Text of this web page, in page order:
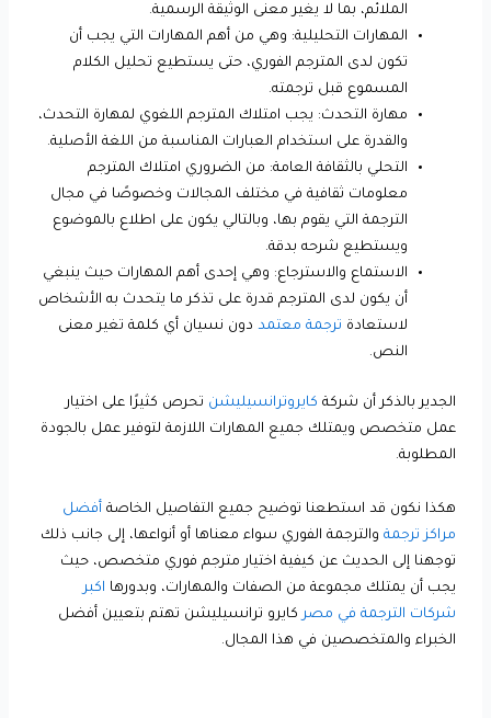
الملائم، بما لا يغير معنى الوثيقة الرسمية.
المهارات التحليلية: وهي من أهم المهارات التي يجب أن
تكون لدى المترجم الفوري، حتى يستطيع تحليل الكلام
المسموع قبل ترجمته.
مهارة التحدث: يجب امتلاك المترجم اللغوي لمهارة التحدث،
والقدرة على استخدام العبارات المناسبة من اللغة الأصلية.
التحلي بالثقافة العامة: من الضروري امتلاك المترجم
معلومات ثقافية في مختلف المجالات وخصوصًا في مجال
الترجمة التي يقوم بها، وبالتالي يكون على اطلاع بالموضوع
ويستطيع شرحه بدقة.
الاستماع والاسترجاع: وهي إحدى أهم المهارات حيث ينبغي
أن يكون لدى المترجم قدرة على تذكر ما يتحدث به الأشخاص
لاستعادة ترجمة معتمد دون نسيان أي كلمة تغير معنى
النص.
الجدير بالذكر أن شركة كايروترانسيليشن تحرص كثيرًا على اختيار
عمل متخصص ويمتلك جميع المهارات اللازمة لتوفير عمل بالجودة
المطلوبة.
هكذا نكون قد استطعنا توضيح جميع التفاصيل الخاصة أفضل
مراكز ترجمة والترجمة الفوري سواء معناها أو أنواعها، إلى جانب ذلك
توجهنا إلى الحديث عن كيفية اختيار مترجم فوري متخصص، حيث
يجب أن يمتلك مجموعة من الصفات والمهارات، وبدورها اكبر
شركات الترجمة في مصركايرو ترانسيليشن تهتم بتعيين أفضل
الخبراء والمتخصصين في هذا المجال.